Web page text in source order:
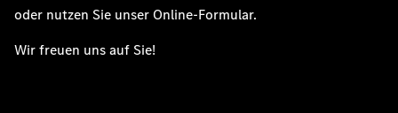
oder nutzen Sie unser Online-Formular.
Wir freuen uns auf Sie!